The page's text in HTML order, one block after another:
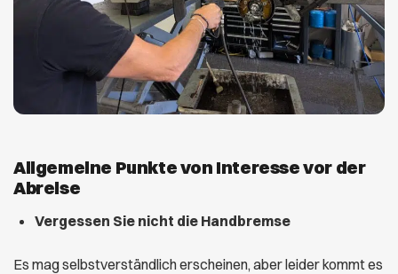
Allgemeine Punkte von Interesse vor der
Abreise
Vergessen Sie nicht die Handbremse
Es mag selbstverständlich erscheinen, aber leider kommt es